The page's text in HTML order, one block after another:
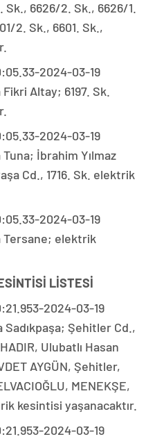
Sk., 6626/2. Sk., 6626/1.
2. Sk., 6601. Sk.,
2024-03-19
Altay; 6197. Sk.
2024-03-19
İbrahim Yılmaz
Cd., 1716. Sk. elektrik
2024-03-19
Tersane; elektrik
LİSTESİ
2024-03-19
Sadıkpaşa; Şehitler Cd.,
Ulubatlı Hasan
AYGÜN, Şehitler,
MENEKŞE,
kesintisi yaşanacaktır.
2024-03-19